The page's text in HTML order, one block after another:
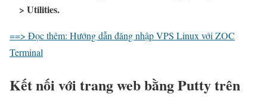
> Utilities.
==> Đọc thêm: Hướng dẫn đăng nhập VPS Linux với ZOC
Terminal
Kết nối với trang web bằng Putty trên